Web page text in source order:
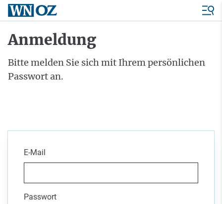
Anmeldung
Bitte melden Sie sich mit Ihrem persönlichen
Passwort an.
E-Mail
Passwort